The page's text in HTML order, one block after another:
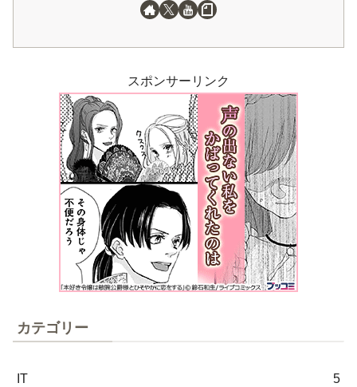
スポンサーリンク
カテゴリー
IT 5